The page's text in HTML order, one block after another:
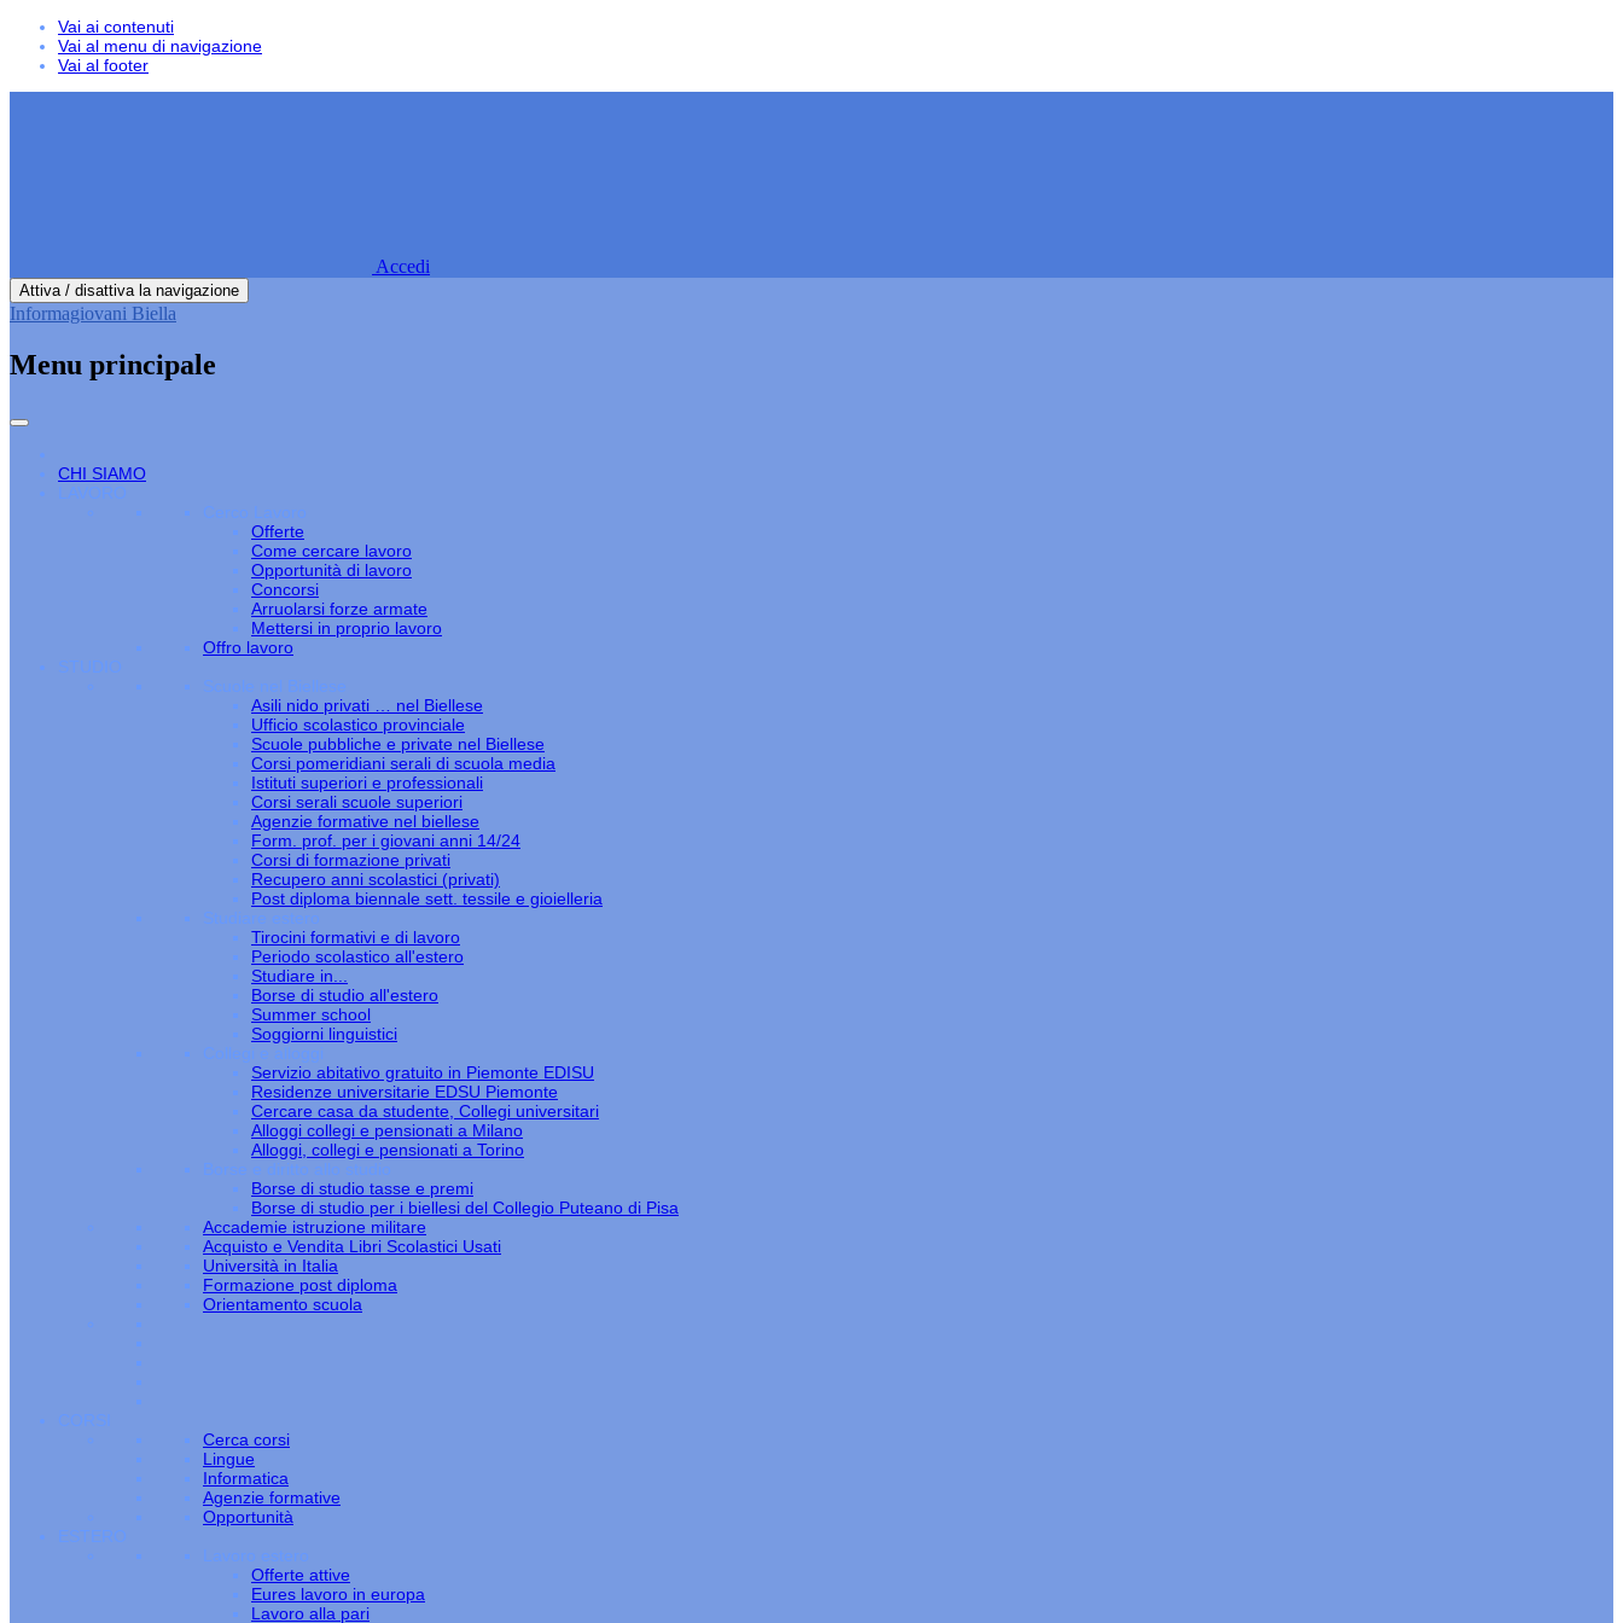
Vai ai contenuti
Vai al menu di navigazione
Vai al footer
Accedi
Attiva / disattiva la navigazione
Informagiovani Biella
Menu principale
CHI SIAMO
LAVORO
Cerco Lavoro
Offerte
Come cercare lavoro
Opportunità di lavoro
Concorsi
Arruolarsi forze armate
Mettersi in proprio lavoro
Offro lavoro
STUDIO
Scuole nel Biellese
Asili nido privati … nel Biellese
Ufficio scolastico provinciale
Scuole pubbliche e private nel Biellese
Corsi pomeridiani serali di scuola media
Istituti superiori e professionali
Corsi serali scuole superiori
Agenzie formative nel biellese
Form. prof. per i giovani anni 14/24
Corsi di formazione privati
Recupero anni scolastici (privati)
Post diploma biennale sett. tessile e gioielleria
Studiare estero
Tirocini formativi e di lavoro
Periodo scolastico all'estero
Studiare in...
Borse di studio all'estero
Summer school
Soggiorni linguistici
Collegi e alloggi
Servizio abitativo gratuito in Piemonte EDISU
Residenze universitarie EDSU Piemonte
Cercare casa da studente, Collegi universitari
Alloggi collegi e pensionati a Milano
Alloggi, collegi e pensionati a Torino
Borse e diritto allo studio
Borse di studio tasse e premi
Borse di studio per i biellesi del Collegio Puteano di Pisa
Accademie istruzione militare
Acquisto e Vendita Libri Scolastici Usati
Università in Italia
Formazione post diploma
Orientamento scuola
CORSI
Cerca corsi
Lingue
Informatica
Agenzie formative
Opportunità
ESTERO
Lavoro estero
Offerte attive
Eures lavoro in europa
Lavoro alla pari